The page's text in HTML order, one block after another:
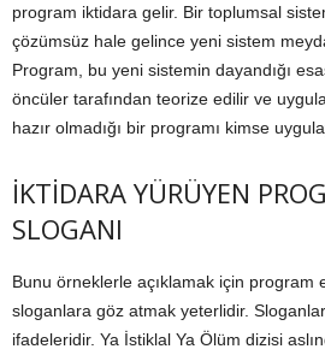
program iktidara gelir. Bir toplumsal
çözümsüz hale gelince yeni sistem
Program, bu yeni sistemin dayandığı
öncüler tarafından teorize edilir ve
hazır olmadığı bir programı kimse
İKTİDARA YÜRÜYEN
SLOGANI
Bunu örneklerle açıklamak için program
sloganlara göz atmak yeterlidir.
ifadeleridir. Ya İstiklal Ya Ölüm dizisi